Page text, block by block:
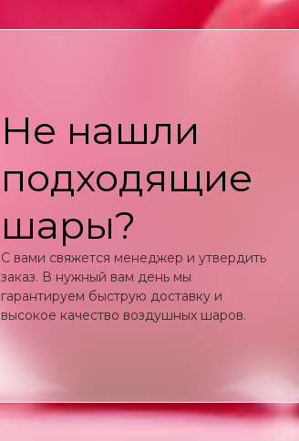
Не нашли
подходящие
шары?
С вами свяжется менеджер и утвердить
заказ. В нужный вам день мы
гарантируем быструю доставку и
высокое качество воздушных шаров.